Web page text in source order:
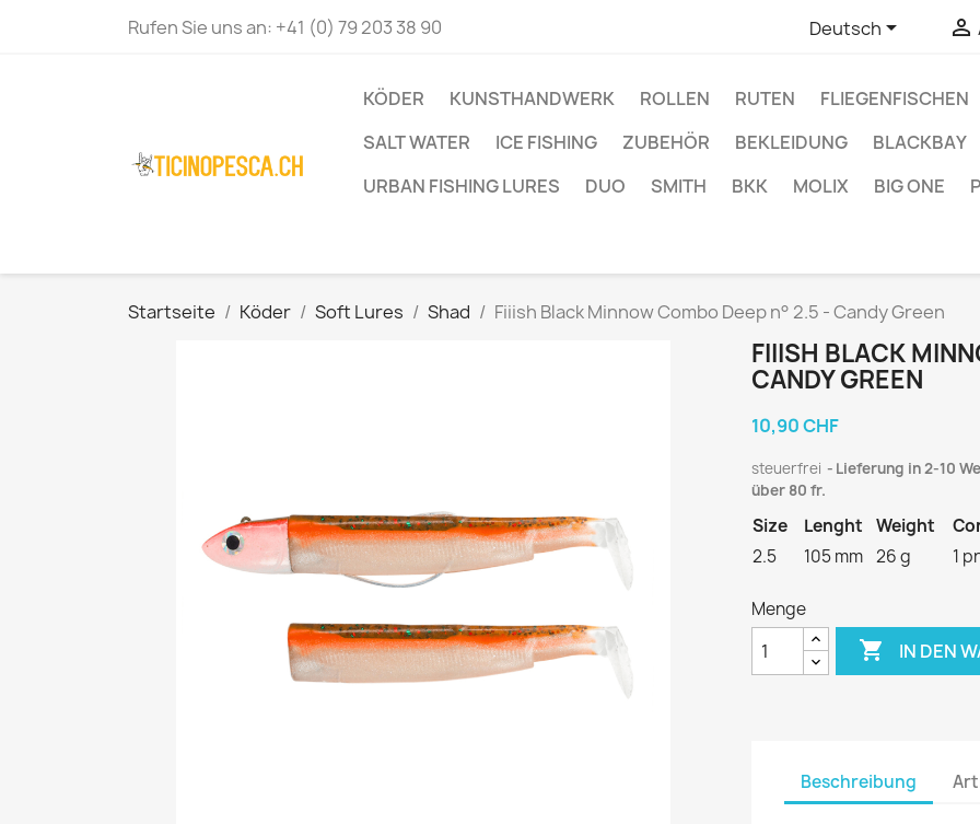
Rufen Sie uns an: +41 (0) 79 203 38 90 Deutsch 
KÖDER KUNSTHANDWERK ROLLEN RUTEN FLIEGENFISCHEN
SALT WATER
ICE FISHING ZUBEHÖR BEKLEIDUNG BLACKBAY
URBAN FISHING LURES
DUO SMITH BKK MOLIX BIG ONE
Startseite Köder Soft Lures Shad Fiiish Black Minnow Combo Deep n° 2.5 - Candy Green
FIIISH BLACK
CANDY GREEN
10,90 CHF
steuerfrei
Lieferung in 2-10
über 80 fr.
Size Lenght Weight
2.5
105 mm 26 g 1
Menge
 IN DEN
Beschreibung